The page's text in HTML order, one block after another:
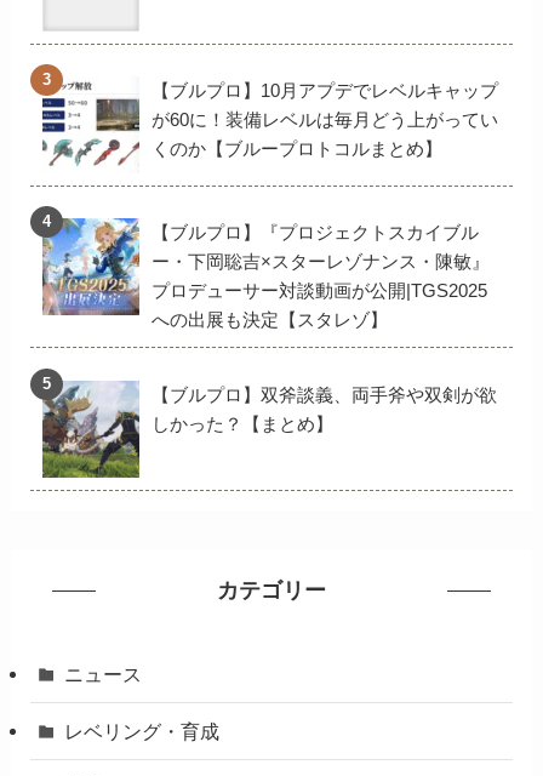
【ブルプロ】10月アプデでレベルキャップ
が60に！装備レベルは毎月どう上がってい
くのか【ブループロトコルまとめ】
【ブルプロ】『プロジェクトスカイブル
ー・下岡聡吉×スターレゾナンス・陳敏』
プロデューサー対談動画が公開|TGS2025
への出展も決定【スタレゾ】
【ブルプロ】双斧談義、両手斧や双剣が欲
しかった？【まとめ】
カテゴリー
ニュース
レベリング・育成